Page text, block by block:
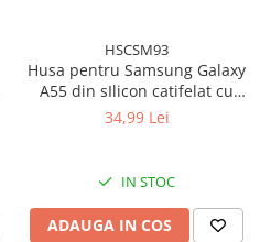
HSCSM93
Husa pentru Samsung Galaxy
A55 din sIlicon catifelat cu
interior din microfibra si
34,99 Lei
IN STOC
ADAUGA IN COS